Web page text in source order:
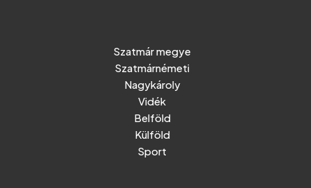
Szatmár megye
Szatmárnémeti
Nagykároly
Vidék
Belföld
Külföld
Sport